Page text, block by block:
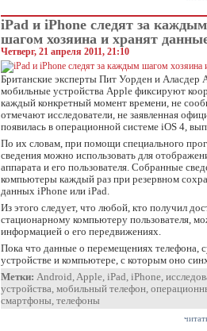
iPad и iPhone следят за каждым
шагом хозяина и хранят
Четверг, 21 апреля 2011, 21:10
Британские эксперты Пит Уорден и Аласдер
мобильные устройства Apple фиксируют
каждый конкретный момент времени, не
отмечают исследователи, не заявленная
появилась в операционной системе iOS 4,
По их словам, при помощи специального
сведения можно использовать для
аппарата и его пользователя. Собранные
компьютеры каждый раз при резервном
данных iPhone или iPad.
Из этого следует, что любой, кто получил
стационарному компьютеру пользователя,
информацией о его передвижениях.
Пока что данные о перемещениях телефона,
устройстве и компьютере, с которым оно
Метки: Android,Apple, iPad, iPhone,
устройства, мобильный телефон,
смартфоны, телефоны